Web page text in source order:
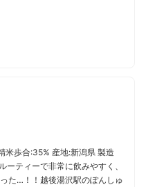
米歩合:35% 産地:新潟県 製造
ティーで非常に飲みやすく、
た…！！越後湯沢駅のぽんしゅ